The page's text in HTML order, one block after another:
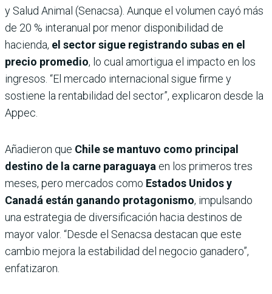
y Salud Animal (Senacsa). Aunque el volumen cayó más
de 20 % interanual por menor disponibilidad de
hacienda, el sector sigue registrando subas en el
precio promedio, lo cual amortigua el impacto en los
ingresos. “El mercado internacional sigue firme y
sostiene la rentabilidad del sector”, explicaron desde la
Appec.
Añadieron que Chile se mantuvo como principal
destino de la carne paraguaya en los primeros tres
meses, pero mercados como Estados Unidos y
Canadá están ganando protagonismo, impulsando
una estrategia de diversificación hacia destinos de
mayor valor. “Desde el Senacsa destacan que este
cambio mejora la estabilidad del negocio ganadero”,
enfatizaron.